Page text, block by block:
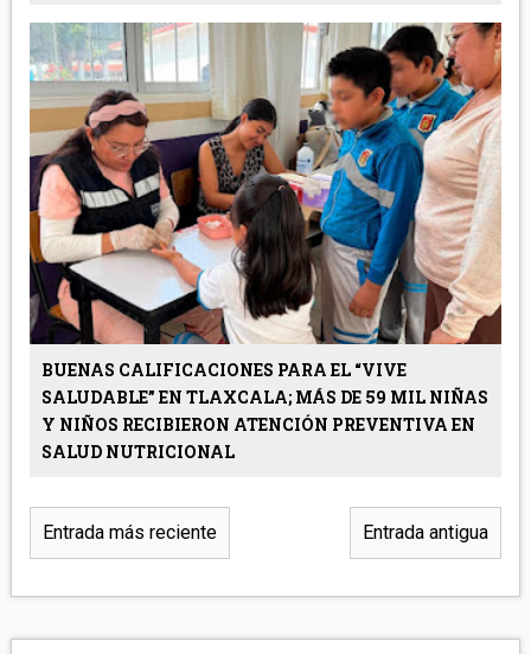
BUENAS CALIFICACIONES PARA EL “VIVE
SALUDABLE” EN TLAXCALA; MÁS DE 59 MIL NIÑAS
Y NIÑOS RECIBIERON ATENCIÓN PREVENTIVA EN
SALUD NUTRICIONAL
Entrada más reciente Entrada antigua